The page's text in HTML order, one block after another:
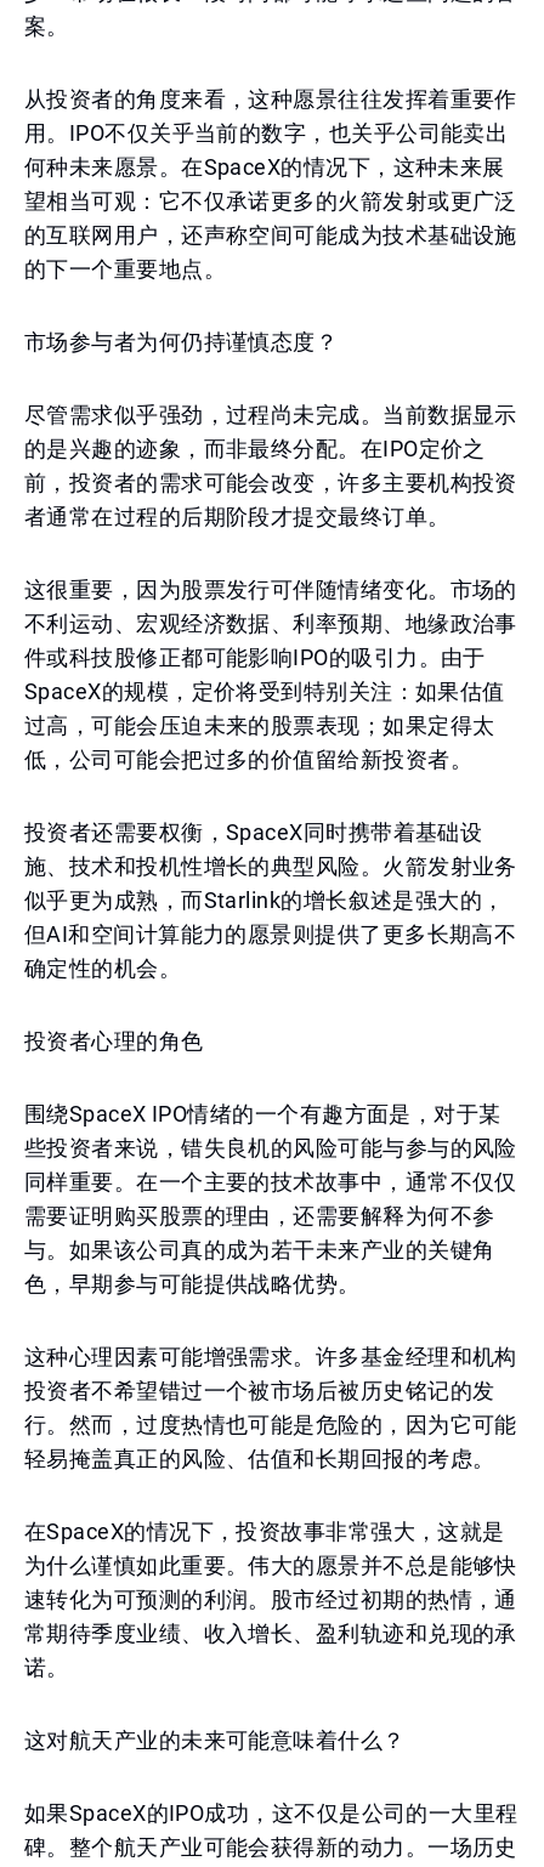
案。
从投资者的角度来看，这种愿景往往发挥着重要作
用。IPO不仅关乎当前的数字，也关乎公司能卖出
何种未来愿景。在SpaceX的情况下，这种未来展
望相当可观：它不仅承诺更多的火箭发射或更广泛
的互联网用户，还声称空间可能成为技术基础设施
的下一个重要地点。
市场参与者为何仍持谨慎态度？
尽管需求似乎强劲，过程尚未完成。当前数据显示
的是兴趣的迹象，而非最终分配。在IPO定价之
前，投资者的需求可能会改变，许多主要机构投资
者通常在过程的后期阶段才提交最终订单。
这很重要，因为股票发行可伴随情绪变化。市场的
不利运动、宏观经济数据、利率预期、地缘政治事
件或科技股修正都可能影响IPO的吸引力。由于
SpaceX的规模，定价将受到特别关注：如果估值
过高，可能会压迫未来的股票表现；如果定得太
低，公司可能会把过多的价值留给新投资者。
投资者还需要权衡，SpaceX同时携带着基础设
施、技术和投机性增长的典型风险。火箭发射业务
似乎更为成熟，而Starlink的增长叙述是强大的，
但AI和空间计算能力的愿景则提供了更多长期高不
确定性的机会。
投资者心理的角色
围绕SpaceX IPO情绪的一个有趣方面是，对于某
些投资者来说，错失良机的风险可能与参与的风险
同样重要。在一个主要的技术故事中，通常不仅仅
需要证明购买股票的理由，还需要解释为何不参
与。如果该公司真的成为若干未来产业的关键角
色，早期参与可能提供战略优势。
这种心理因素可能增强需求。许多基金经理和机构
投资者不希望错过一个被市场后被历史铭记的发
行。然而，过度热情也可能是危险的，因为它可能
轻易掩盖真正的风险、估值和长期回报的考虑。
在SpaceX的情况下，投资故事非常强大，这就是
为什么谨慎如此重要。伟大的愿景并不总是能够快
速转化为可预测的利润。股市经过初期的热情，通
常期待季度业绩、收入增长、盈利轨迹和兑现的承
诺。
这对航天产业的未来可能意味着什么？
如果SpaceX的IPO成功，这不仅是公司的一大里程
碑。整个航天产业可能会获得新的动力。一场历史